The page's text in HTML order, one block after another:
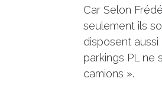
Car Selon
seulement ils
disposent
parkings PL ne
camions ».